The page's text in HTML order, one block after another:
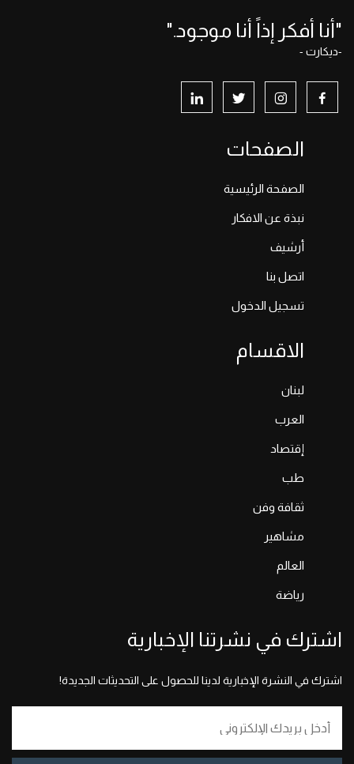
"أنا أفكر إذاً أنا موجود."
-ديكارت -
الصفحات
الصفحة الرئيسية
نبذة عن الافكار
أرشيف
اتصل بنا
تسجيل الدخول
الاقسام
لبنان
العرب
إقتصاد
طب
ثقافة وفن
مشاهير
العالم
رياضة
اشترك في نشرتنا الإخبارية
اشترك في النشرة الإخبارية لدينا للحصول على التحديثات الجديدة!